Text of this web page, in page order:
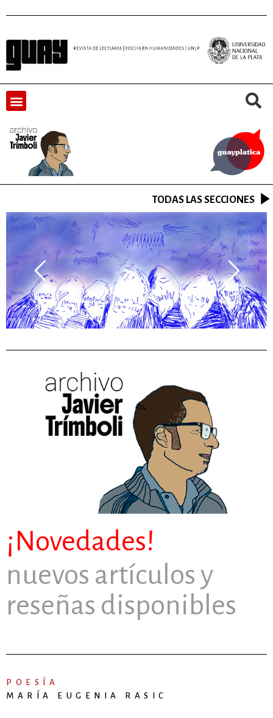
TODAS LAS SECCIONES
¡Novedades!
nuevos artículos y
reseñas disponibles
POESÍA
MARÍA EUGENIA RASIC